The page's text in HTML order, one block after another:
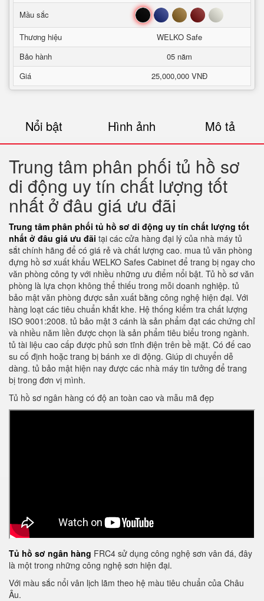
Mầu sắc Đen Xanh Nâu Đỏ Trắng
Thương hiệu
WELKO Safe
Bảo hành
05 năm
Giá
25,000,000 VNĐ
Nổi bật Hình ảnh Mô tả
Trung tâm phân phối tủ hồ sơ
di động uy tín chất lượng tốt
nhất ở đâu giá ưu đãi
Trung tâm phân phối tủ hồ sơ di động uy tín chất lượng tốt
nhất ở đâu giá ưu đãi tại các cửa hàng đại lý của nhà máy tủ
sắt chính hãng để có giá rẻ và chất lượng cao. mua tủ văn phòng
đựng hồ sơ xuất khẩu WELKO Safes Cabinet để trang bị ngay cho
văn phòng công ty với nhiều những ưu điểm nổi bật. Tủ hồ sơ văn
phòng là lựa chọn không thể thiếu trong mỗi doanh nghiệp. tủ
bảo mật văn phòng được sản xuất bằng công nghệ hiện đại. Với
hàng loạt các tiêu chuẩn khắt khe. Hệ thống kiểm tra chất lượng
ISO 9001:2008. tủ bảo mật 3 cánh là sản phẩm đạt các chứng chỉ
và nhiều năm liền được chọn là sản phẩm tiêu biểu trong ngành.
tủ tài liệu cao cấp được phủ sơn tĩnh điện trên bề mặt. Có đế cao
su cố định hoặc trang bị bánh xe di động. Giúp di chuyển dễ
dàng. tủ bảo mật hiện nay được các nhà máy tin tưởng để trang
bị trong đơn vị mình.
Tủ hồ sơ ngân hàng có độ an toàn cao và mẫu mã đẹp
Tủ hồ sơ ngân hàng FRC4 sử dụng công nghệ sơn vân đá, đây
là một trong những công nghệ sơn hiện đại.
Với màu sắc nổi vân lịch lãm theo hệ màu tiêu chuẩn của Châu
Âu.